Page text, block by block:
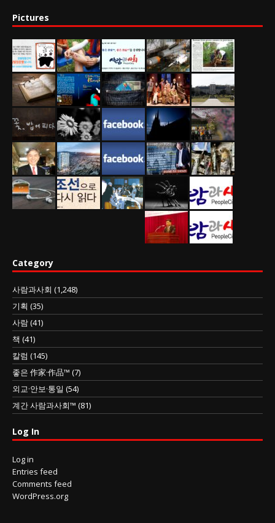
Pictures
Category
사람과사회 (1,248)
기획 (35)
사람(41)
책 (41)
칼럼 (145)
좋은 作家·作品™ (7)
외교·안보·통일 (54)
계간 사람과사회™ (81)
Log In
Log in
Entries feed
Comments feed
WordPress.org